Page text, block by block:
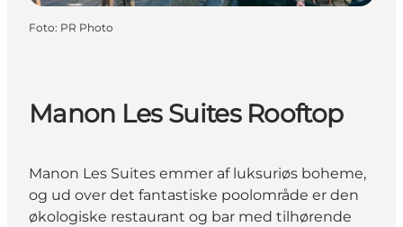
Foto: PR Photo
Manon Les Suites Rooftop
Manon Les Suites emmer af luksuriøs boheme,
og ud over det fantastiske poolområde er den
økologiske restaurant og bar med tilhørende